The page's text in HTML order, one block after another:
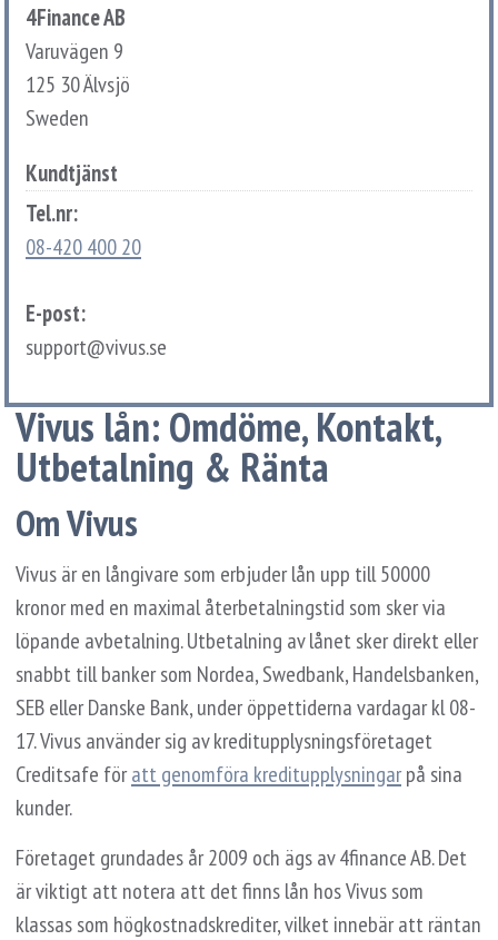
4Finance AB
Varuvägen 9
125 30 Älvsjö
Sweden
Kundtjänst
Tel.nr:
08-420 400 20
E-post:
support@vivus.se
Vivus lån: Omdöme, Kontakt,
Utbetalning & Ränta
Om Vivus
Vivus är en långivare som erbjuder lån upp till 50000
kronor med en maximal återbetalningstid som sker via
löpande avbetalning. Utbetalning av lånet sker direkt eller
snabbt till banker som Nordea, Swedbank, Handelsbanken,
SEB eller Danske Bank, under öppettiderna vardagar kl 08-
17. Vivus använder sig av kreditupplysningsföretaget
Creditsafe föratt genomföra kreditupplysningarpå sina
kunder.
Företaget grundades år 2009 och ägs av 4finance AB. Det
är viktigt att notera att det finns lån hos Vivus som
klassas som högkostnadskrediter, vilket innebär att räntan